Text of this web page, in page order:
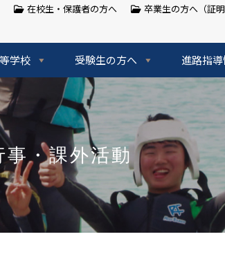
学校 受験生の方へ 進路指
在校生・保護者の方へ 卒業生の方へ（証
事・課外活動